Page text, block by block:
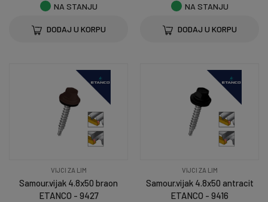
NA STANJU
DODAJ U KORPU
NA STANJU
DODAJ U KORPU
VIJCI ZA LIM
Samour.vijak 4.8x50 braon
ETANCO - 9427
VIJCI ZA LIM
Samour.vijak 4.8x50 antracit
ETANCO - 9416